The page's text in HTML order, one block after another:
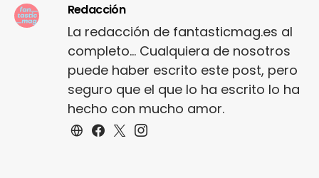
Redacción
La redacción de fantasticmag.es al
completo... Cualquiera de nosotros
puede haber escrito este post, pero
seguro que el que lo ha escrito lo ha
hecho con mucho amor.